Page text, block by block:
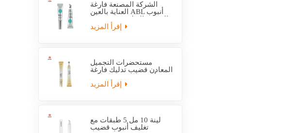
الشركة المصنعة فارغة
العناية بالعين ABL أنبوب
التعبئة والتغليف مع قضيب
التدليك
مستحضرات التجميل
المعادن قضيب تدليك فارغة
كريم أنبوب التعبئة والتغليف
لينة 10 مل 5 طبقات مع
تغليف أنبوب قضيب